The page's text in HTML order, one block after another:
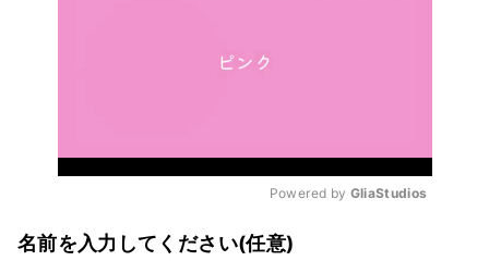
Powered by GliaStudios
名前を入力してください(任意)